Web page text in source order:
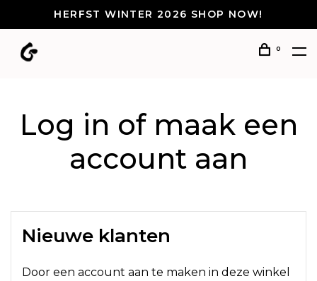
HERFST WINTER 2026 SHOP NOW!
0
Log in of maak een
account aan
Nieuwe klanten
Door een account aan te maken in deze winkel